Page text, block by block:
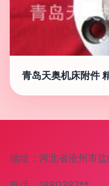
青岛天奥机床附件
地址：河北省沧州市